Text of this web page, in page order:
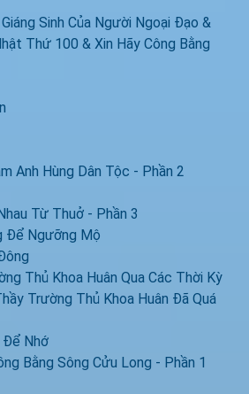
Sinh Của Người Ngoại Đạo &
Thứ 100 & Xin Hãy Công Bằng
Anh Hùng Dân Tộc - Phần 2
Từ Thuở - Phần 3
Để Ngưỡng Mộ
Thủ Khoa Huân Qua Các Thời Kỳ
Trường Thủ Khoa Huân Đã Quá
Nhớ
Bằng Sông Cửu Long - Phần 1